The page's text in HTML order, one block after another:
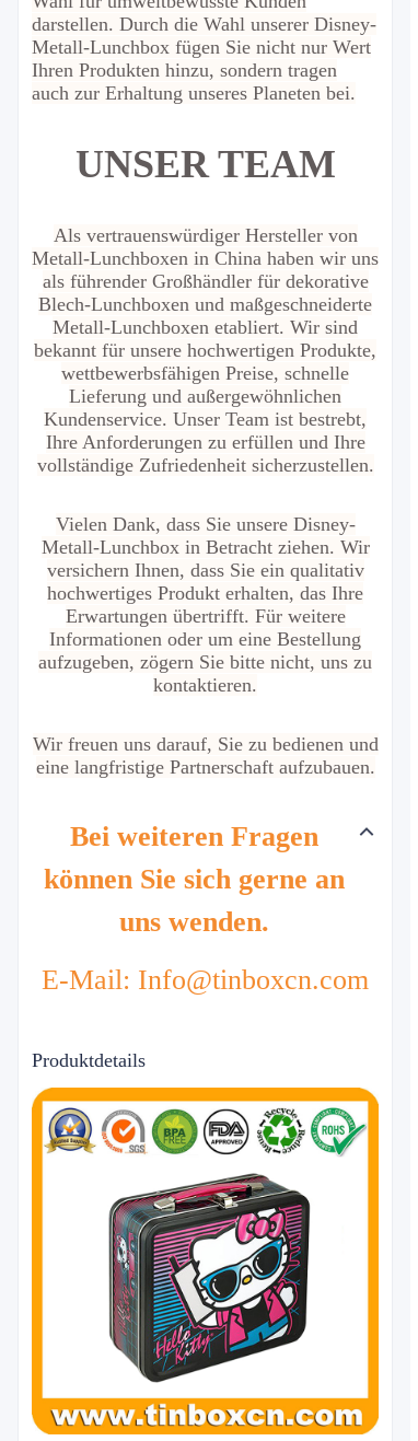
darstellen. Durch die Wahl unserer Disney-
Metall-Lunchbox fügen Sie nicht nur Wert
Ihren Produkten hinzu, sondern tragen
auch zur Erhaltung unseres Planeten bei.
UNSER TEAM
Als vertrauenswürdiger Hersteller von
Metall-Lunchboxen in China haben wir uns
als führender Großhändler für dekorative
Blech-Lunchboxen und maßgeschneiderte
Metall-Lunchboxen etabliert. Wir sind
bekannt für unsere hochwertigen Produkte,
wettbewerbsfähigen Preise, schnelle
Lieferung und außergewöhnlichen
Kundenservice. Unser Team ist bestrebt,
Ihre Anforderungen zu erfüllen und Ihre
vollständige Zufriedenheit sicherzustellen.
Vielen Dank, dass Sie unsere Disney-
Metall-Lunchbox in Betracht ziehen. Wir
versichern Ihnen, dass Sie ein qualitativ
hochwertiges Produkt erhalten, das Ihre
Erwartungen übertrifft. Für weitere
Informationen oder um eine Bestellung
aufzugeben, zögern Sie bitte nicht, uns zu
kontaktieren.
Wir freuen uns darauf, Sie zu bedienen und
eine langfristige Partnerschaft aufzubauen.
Bei weiteren Fragen
können Sie sich gerne an
uns wenden.
E-Mail: Info@tinboxcn.com
Produktdetails